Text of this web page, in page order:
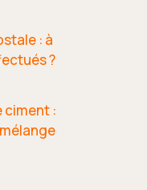
: à
?
ciment :